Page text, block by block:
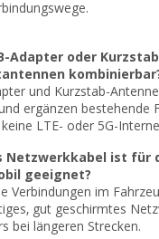
Adapter oder
und Kurzstab-
ergänzen bestehende
LTE- oder 5G-
Netzwerkkabel ist für
geeignet?
Verbindungen im
gut geschirmtes
bei längeren Strecken.